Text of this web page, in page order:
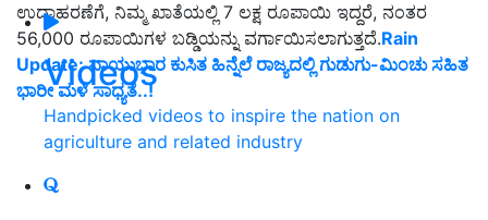
Videos
Handpicked videos to inspire the nation on
agriculture and related industry
ಉದಾಹರಣೆಗೆ, ನಿಮ್ಮ ಖಾತೆಯಲ್ಲಿ 7 ಲಕ್ಷ ರೂಪಾಯಿ ಇದ್ದರೆ, ನಂತರ
56,000 ರೂಪಾಯಿಗಳ ಬಡ್ಡಿಯನ್ನು ವರ್ಗಾಯಿಸಲಾಗುತ್ತದೆ.Rain
Update: ವಾಯುಭಾರ ಕುಸಿತ ಹಿನ್ನೆಲೆ ರಾಜ್ಯದಲ್ಲಿ ಗುಡುಗು-ಮಿಂಚು ಸಹಿತ
ಭಾರೀ ಮಳೆ ಸಾಧ್ಯತೆ..!